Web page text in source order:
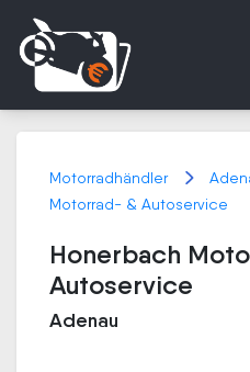
Motorradhändler
Motorrad- & Autoservice
Honerbach
Autoservice
Adenau